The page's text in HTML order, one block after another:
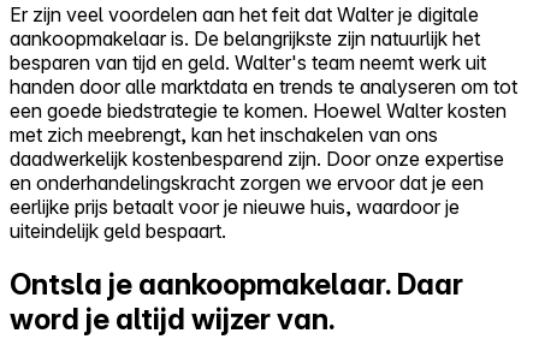
Er zijn veel voordelen aan het feit dat Walter je digitale
aankoopmakelaar is. De belangrijkste zijn natuurlijk het
besparen van tijd en geld. Walter's team neemt werk uit
handen door alle marktdata en trends te analyseren om tot
een goede biedstrategie te komen. Hoewel Walter kosten
met zich meebrengt, kan het inschakelen van ons
daadwerkelijk kostenbesparend zijn. Door onze expertise
en onderhandelingskracht zorgen we ervoor dat je een
eerlijke prijs betaalt voor je nieuwe huis, waardoor je
uiteindelijk geld bespaart.
Ontsla je aankoopmakelaar. Daar
word je altijd wijzer van.